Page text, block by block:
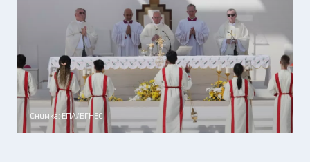
Снимка: ЕПА/БГНЕС